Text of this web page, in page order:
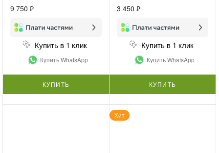
9 750 ₽
Купить в 1 клик
Купить WhatsApp
КУПИТЬ
3 450 ₽
Купить в 1 клик
Купить WhatsApp
КУПИТЬ
Хит